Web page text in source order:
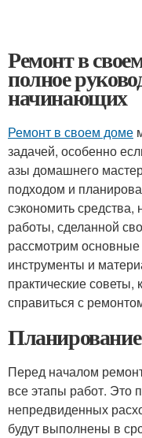
Ремонт в
полное
начинающих
Ремонт в своем доме
задачей, особенно
азы домашнего
подходом и
сэкономить средства,
работы, сделанной
рассмотрим
инструменты и
практические
справиться с
Перед началом
все этапы работ. Это
непредвиденных
будут выполнены в